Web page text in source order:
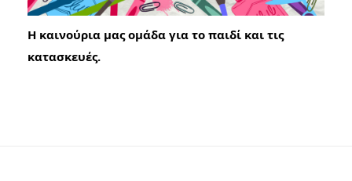
Η καινούρια μας ομάδα για το παιδί και τις
κατασκευές.